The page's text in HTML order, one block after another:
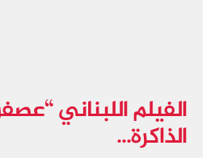
الفيلم اللبناني
الذاكرة...